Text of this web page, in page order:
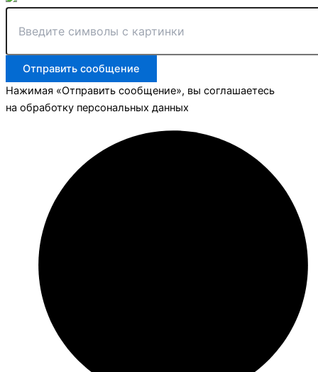
Отправить сообщение
Нажимая «Отправить сообщение», вы соглашаетесь
на обработку персональных данных